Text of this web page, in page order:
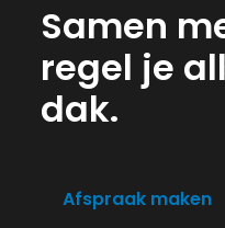
Samen
regel je
dak.
Afspraak maken